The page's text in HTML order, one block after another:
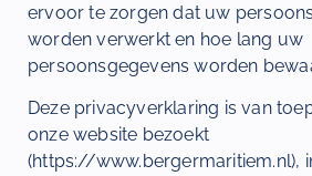
ervoor te zorgen dat uw
worden verwerkt en hoe lang uw
persoonsgegevens worden
Deze privacyverklaring is van
onze website bezoekt
(https://www.bergermaritiem.nl),